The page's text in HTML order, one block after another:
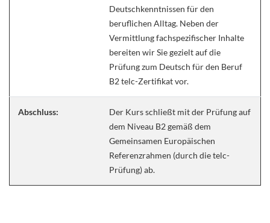
Deutschkenntnissen für den
beruflichen Alltag. Neben der
Vermittlung fachspezifischer Inhalte
bereiten wir Sie gezielt auf die
Prüfung zum Deutsch für den Beruf
B2 telc-Zertifikat vor.
Abschluss:
Der Kurs schließt mit der Prüfung auf
dem Niveau B2 gemäß dem
Gemeinsamen Europäischen
Referenzrahmen (durch die telc-
Prüfung) ab.